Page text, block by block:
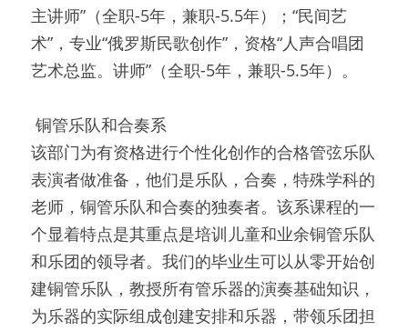
主讲师”（全职-5年，兼职-5.5年）；“民间艺
术”，专业“俄罗斯民歌创作”，资格“人声合唱团
艺术总监。讲师”（全职-5年，兼职-5.5年）。
铜管乐队和合奏系
该部门为有资格进行个性化创作的合格管弦乐队
表演者做准备，他们是乐队，合奏，特殊学科的
老师，铜管乐队和合奏的独奏者。该系课程的一
个显着特点是其重点是培训儿童和业余铜管乐队
和乐团的领导者。我们的毕业生可以从零开始创
建铜管乐队，教授所有管乐器的演奏基础知识，
为乐器的实际组成创建安排和乐器，带领乐团担